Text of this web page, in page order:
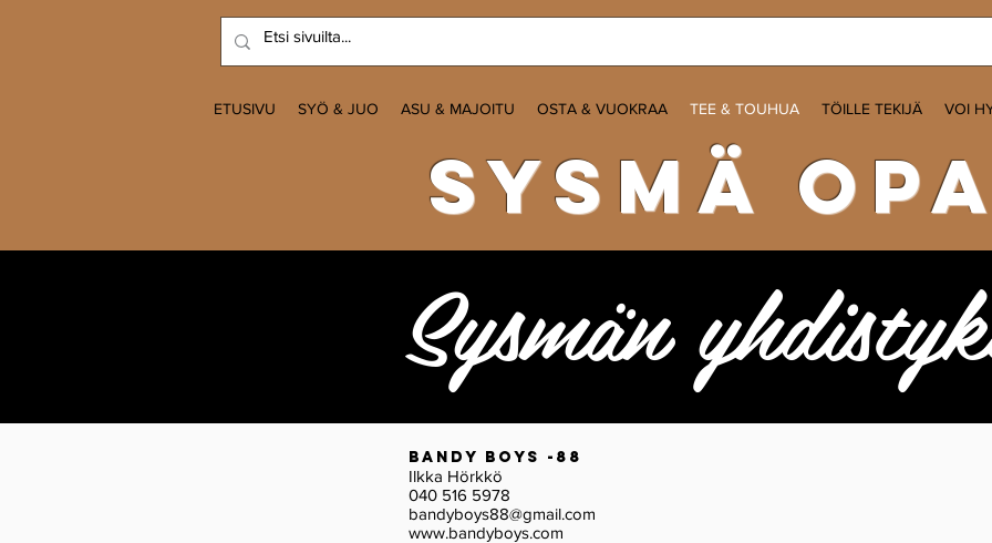
ETUSIVU SYÖ & JUO ASU & MAJOITU OSTA & VUOKRAA TEE & TOUHUA TÖILLE TEKIJÄ VOI
sysmä
Sysmän
Bandy Boys -88
Ilkka Hörkkö
040 516 5978
bandyboys88@gmail.com
www.bandyboys.com